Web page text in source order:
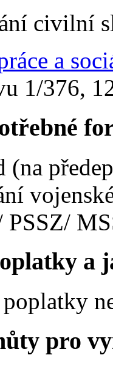
civilní
a
1/376,
(na
PSSZ/
a
pro